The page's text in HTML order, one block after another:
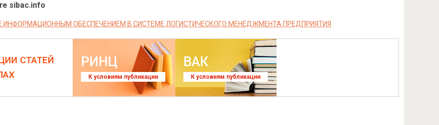
sibac.info
ИНФОРМАЦИОННЫМ ОБЕСПЕЧЕНИЕМ В СИСТЕМЕ ЛОГИСТИЧЕСКОГО МЕНЕДЖМЕНТА ПРЕДПРИЯТИЯ
СТАТЕЙ
РИНЦ
К условиям публикации
ВАК
К условиям публикации